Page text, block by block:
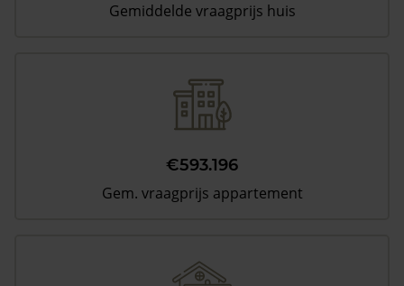
Gemiddelde vraagprijs huis
€593.196
Gem. vraagprijs appartement